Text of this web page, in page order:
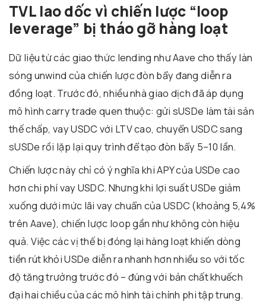
TVL lao dốc vì chiến lược “loop
leverage” bị tháo gỡ hàng loạt
Dữ liệu từ các giao thức lending như Aave cho thấy làn
sóng unwind của chiến lược đòn bẩy đang diễn ra
đồng loạt. Trước đó, nhiều nhà giao dịch đã áp dụng
mô hình carry trade quen thuộc: gửi sUSDe làm tài sản
thế chấp, vay USDC với LTV cao, chuyển USDC sang
sUSDe rồi lặp lại quy trình để tạo đòn bẩy 5–10 lần.
Chiến lược này chỉ có ý nghĩa khi APY của USDe cao
hơn chi phí vay USDC. Nhưng khi lợi suất USDe giảm
xuống dưới mức lãi vay chuẩn của USDC (khoảng 5,4%
trên Aave), chiến lược loop gần như không còn hiệu
quả. Việc các vị thế bị đóng lại hàng loạt khiến dòng
tiền rút khỏi USDe diễn ra nhanh hơn nhiều so với tốc
độ tăng trưởng trước đó – đúng với bản chất khuếch
đại hai chiều của các mô hình tài chính phi tập trung.